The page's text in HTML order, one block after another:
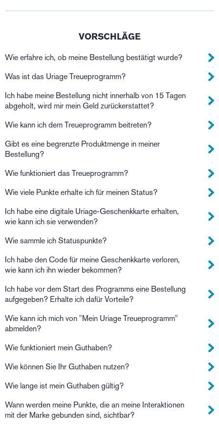
VORSCHLÄGE
Wie erfahre ich, ob meine Bestellung bestätigt wurde?
Was ist das Uriage Treueprogramm?
Ich habe meine Bestellung nicht innerhalb von 15 Tagen
abgeholt, wird mir mein Geld zurückerstattet?
Wie kann ich dem Treueprogramm beitreten?
Gibt es eine begrenzte Produktmenge in meiner
Bestellung?
Wie funktioniert das Treueprogramm?
Wie viele Punkte erhalte ich für meinen Status?
Ich habe eine digitale Uriage-Geschenkkarte erhalten,
wie kann ich sie verwenden?
Wie sammle ich Statuspunkte?
Ich habe den Code für meine Geschenkkarte verloren,
wie kann ich ihn wieder bekommen?
Ich habe vor dem Start des Programms eine Bestellung
aufgegeben? Erhalte ich dafür Vorteile?
Wie kann ich mich von "Mein Uriage Treueprogramm"
abmelden?
Wie funktioniert mein Guthaben?
Wie können Sie Ihr Guthaben nutzen?
Wie lange ist mein Guthaben gültig?
Wann werden meine Punkte, die an meine Interaktionen
mit der Marke gebunden sind, sichtbar?